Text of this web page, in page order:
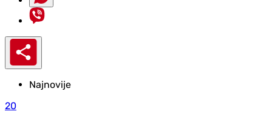
Najnovije
20